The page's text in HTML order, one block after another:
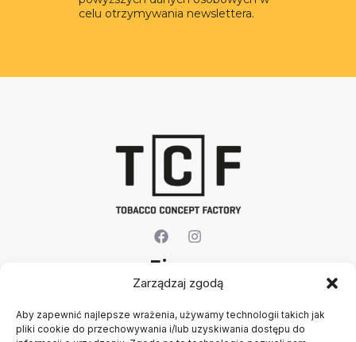
Zarządzaj zgodą
Aby zapewnić najlepsze wrażenia, używamy technologii takich jak
pliki cookie do przechowywania i/lub uzyskiwania dostępu do
celu otrzymywania newslettera.
Firma
Kontakt
Rejestracja firmy